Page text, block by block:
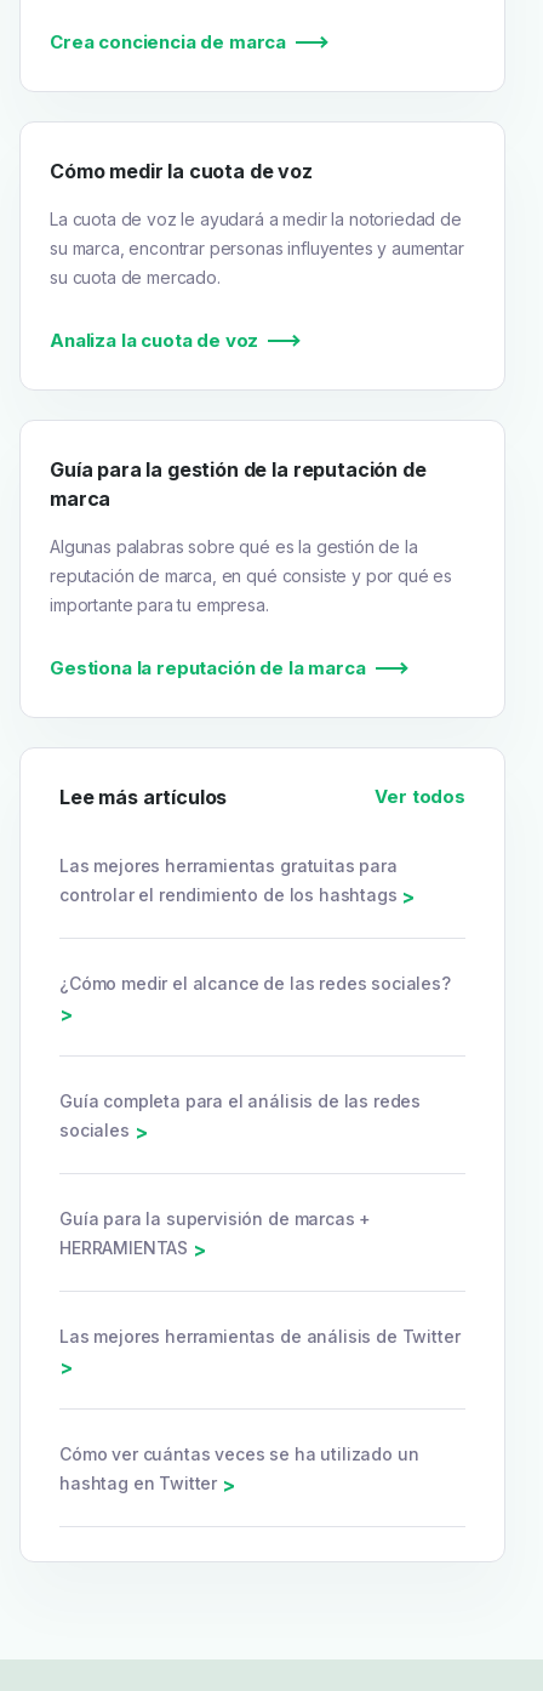
Crea conciencia de marca
Cómo medir la cuota de voz
La cuota de voz le ayudará a medir la notoriedad de
su marca, encontrar personas influyentes y aumentar
su cuota de mercado.
Analiza la cuota de voz
Guía para la gestión de la reputación de
marca
Algunas palabras sobre qué es la gestión de la
reputación de marca, en qué consiste y por qué es
importante para tu empresa.
Gestiona la reputación de la marca
Lee más artículos Ver todos
Las mejores herramientas gratuitas para
controlar el rendimiento de los hashtags >
¿Cómo medir el alcance de las redes sociales?
>
Guía completa para el análisis de las redes
sociales >
Guía para la supervisión de marcas +
HERRAMIENTAS >
Las mejores herramientas de análisis de Twitter
>
Cómo ver cuántas veces se ha utilizado un
hashtag en Twitter >